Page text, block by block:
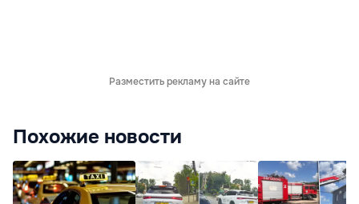
Разместить рекламу на сайте
Похожие новости